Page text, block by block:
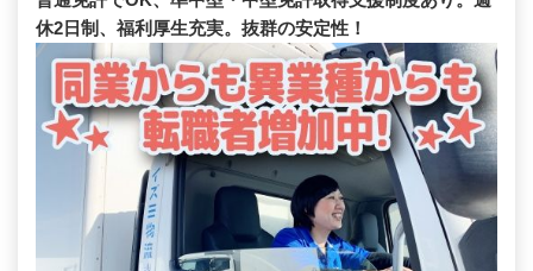
休2日制、福利厚生充実。抜群の安定性！